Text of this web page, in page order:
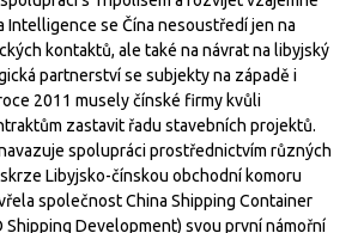
Intelligence se Čína nesoustředí jen na
kontaktů, ale také na návrat na libyjský
partnerství se subjekty na západě i
2011 musely čínské firmy kvůli
zastavit řadu stavebních projektů.
spolupráci prostřednictvím různých
Libyjsko-čínskou obchodní komoru
společnost China Shipping Container
Shipping Development) svou první námořní